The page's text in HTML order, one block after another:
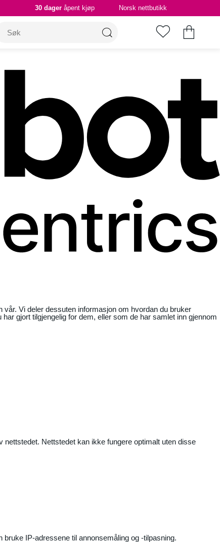
Vi deler dessuten informasjon om hvordan du bruker
gjort tilgjengelig for dem, eller som de har samlet inn gjennom
Nettstedet kan ikke fungere optimalt uten disse
IP-adressene til annonsemåling og -tilpasning.
30 dager åpent kjøp Norsk nettbutikk